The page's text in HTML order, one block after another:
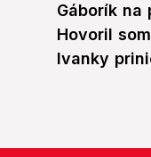
Gáborík na
Hovoril
Ivanky